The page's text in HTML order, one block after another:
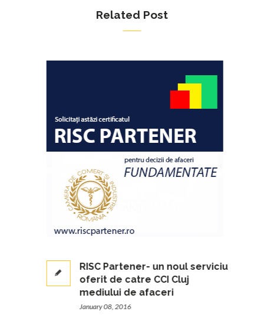
Related Post
RISC Partener- un noul serviciu
oferit de catre CCI Cluj
mediului de afaceri
January 08, 2016